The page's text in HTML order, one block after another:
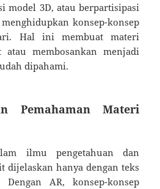
model 3D, atau berpartisipasi
konsep-konsep
Hal ini membuat materi
membosankan menjadi
dipahami.
Pemahaman Materi
ilmu pengetahuan dan
dijelaskan hanya dengan teks
AR, konsep-konsep